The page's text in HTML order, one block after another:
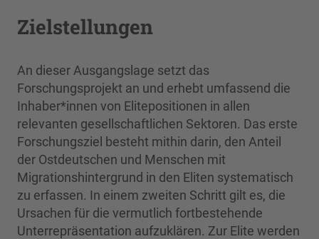
Zielstellungen
An dieser Ausgangslage setzt das
Forschungsprojekt an und erhebt umfassend die
Inhaber*innen von Elitepositionen in allen
relevanten gesellschaftlichen Sektoren. Das erste
Forschungsziel besteht mithin darin, den Anteil
der Ostdeutschen und Menschen mit
Migrationshintergrund in den Eliten systematisch
zu erfassen. In einem zweiten Schritt gilt es, die
Ursachen für die vermutlich fortbestehende
Unterrepräsentation aufzuklären. Zur Elite werden